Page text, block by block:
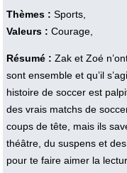
Thèmes : Sports,
Valeurs : Courage,
Résumé : Zak et Zoé
sont ensemble et qu’il
histoire de soccer est
des vrais matchs de
coups de tête, mais ils
théâtre, du suspens et
pour te faire aimer la